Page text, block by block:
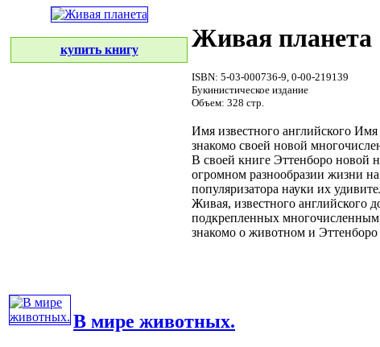
купить книгу Живая планета
ISBN: 5-03-000736-9, 0-00-219139
Букинистическое издание
Объем: 328 стр.
Имя известного английского Имя
знакомо своей новой
В своей книге Эттенборо новой
огромном разнообразии жизни
популяризатора науки их
Живая, известного английского
подкрепленных
знакомо о животном и
В мире животных.